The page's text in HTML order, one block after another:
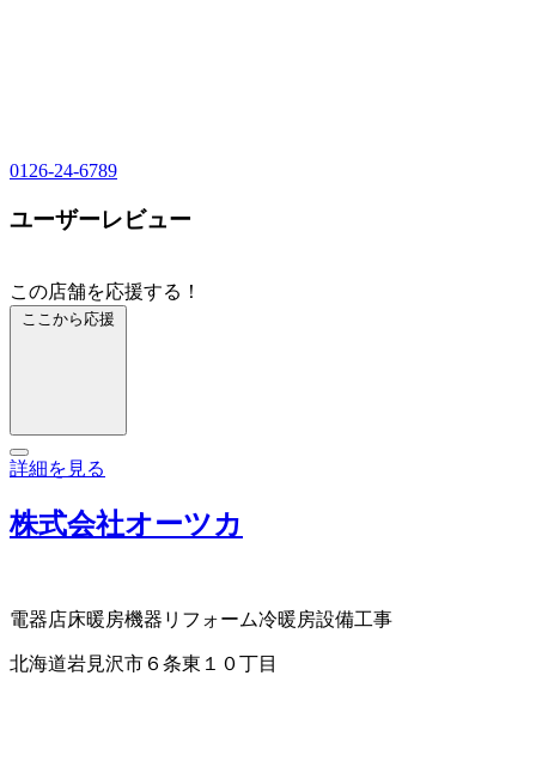
0126-24-6789
ユーザーレビュー
この店舗を応援する！
ここから応援
詳細を見る
株式会社オーツカ
電器店床暖房機器 リフォーム冷暖房設備工事
北海道岩見沢市６条東１０丁目